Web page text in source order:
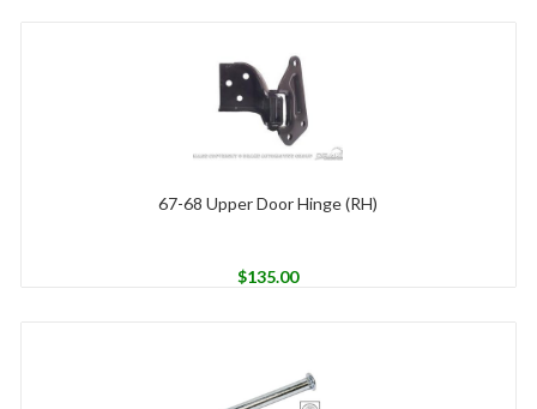
67-68 Upper Door Hinge (RH)
$135.00